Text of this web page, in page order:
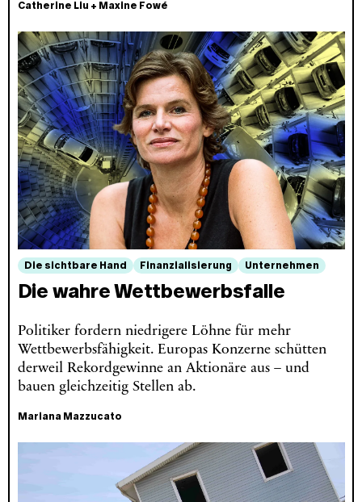
Catherine Liu + Maxine Fowé
Die sichtbare Hand Finanzialisierung Unternehmen
Die wahre Wettbewerbsfalle
Politiker fordern niedrigere Löhne für mehr
Wettbewerbsfähigkeit. Europas Konzerne schütten
derweil Rekordgewinne an Aktionäre aus – und
bauen gleichzeitig Stellen ab.
Mariana Mazzucato